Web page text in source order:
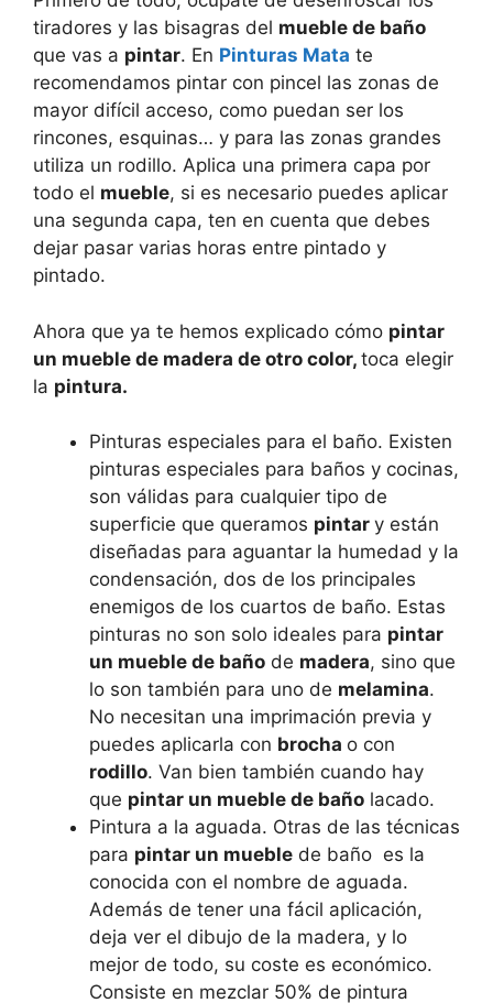
tiradores y las bisagras del mueble de baño
que vas a pintar. En Pinturas Mata te
recomendamos pintar con pincel las zonas de
mayor difícil acceso, como puedan ser los
rincones, esquinas… y para las zonas grandes
utiliza un rodillo. Aplica una primera capa por
todo el mueble, si es necesario puedes aplicar
una segunda capa, ten en cuenta que debes
dejar pasar varias horas entre pintado y
pintado.
Ahora que ya te hemos explicado cómo pintar
un mueble de madera de otro color, toca elegir
la pintura.
Pinturas especiales para el baño. Existen
pinturas especiales para baños y cocinas,
son válidas para cualquier tipo de
superficie que queramos pintar y están
diseñadas para aguantar la humedad y la
condensación, dos de los principales
enemigos de los cuartos de baño. Estas
pinturas no son solo ideales para pintar
un mueble de baño de madera, sino que
lo son también para uno de melamina.
No necesitan una imprimación previa y
puedes aplicarla con brocha o con
rodillo. Van bien también cuando hay
que pintar un mueble de baño lacado.
Pintura a la aguada. Otras de las técnicas
para pintar un mueble de baño es la
conocida con el nombre de aguada.
Además de tener una fácil aplicación,
deja ver el dibujo de la madera, y lo
mejor de todo, su coste es económico.
Consiste en mezclar 50% de pintura